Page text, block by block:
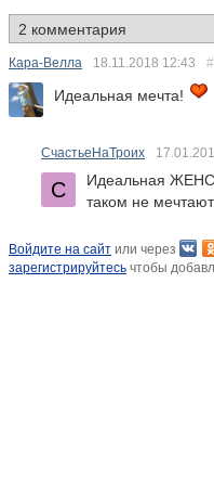
Кара-Велла 18.11.2018 12:43 #
Идеальная мечта!
СчастьеНаТроих
Идеальная
таком не
Войдите на сайт или через
зарегистрируйтесь чтобы